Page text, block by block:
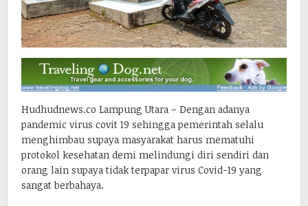
Hudhudnews.co Lampung Utara – Dengan adanya
pandemic virus covit 19 sehingga pemerintah selalu
menghimbau supaya masyarakat harus mematuhi
protokol kesehatan demi melindungi diri sendiri dan
orang lain supaya tidak terpapar virus Covid-19 yang
sangat berbahaya.